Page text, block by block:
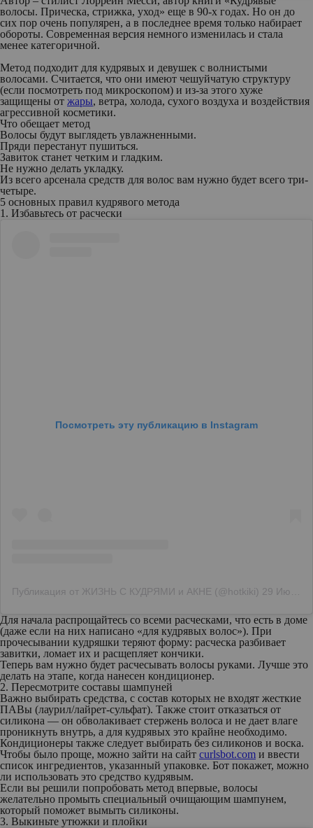
волосы. Прическа, стрижка, уход» еще в 90-х годах. Но он до
сих пор очень популярен, а в последнее время только набирает
обороты. Современная версия немного изменилась и стала
менее категоричной.
Метод подходит для кудрявых и девушек с волнистыми
волосами. Считается, что они имеют чешуйчатую структуру
(если посмотреть под микроскопом) и из-за этого хуже
защищены от жары, ветра, холода, сухого воздуха и воздействия
агрессивной косметики.
Что обещает метод
Волосы будут выглядеть увлажненными.
Пряди перестанут пушиться.
Завиток станет четким и гладким.
Не нужно делать укладку.
Из всего арсенала средств для волос вам нужно будет всего три-
четыре.
5 основных правил кудрявого метода
1. Избавьтесь от расчески
Посмотреть эту публикацию в Instagram
Публикация от ЖИЗНЬ С КУДРЯМИ и АКНЕ (@hotkiki) 29 Июн 2020 в 9:44 PDT
Для начала распрощайтесь со всеми расческами, что есть в доме
(даже если на них написано «для кудрявых волос»). При
прочесывании кудряшки теряют форму: расческа разбивает
завитки, ломает их и расщепляет кончики.
Теперь вам нужно будет расчесывать волосы руками. Лучше это
делать на этапе, когда нанесен кондиционер.
2. Пересмотрите составы шампуней
Важно выбирать средства, с состав которых не входят жесткие
ПАВы (лаурил/лайрет-сульфат). Также стоит отказаться от
силикона — он обволакивает стержень волоса и не дает влаге
проникнуть внутрь, а для кудрявых это крайне необходимо.
Кондиционеры также следует выбирать без силиконов и воска.
Чтобы было проще, можно зайти на сайт curlsbot.com и ввести
список ингредиентов, указанный упаковке. Бот покажет, можно
ли использовать это средство кудрявым.
Если вы решили попробовать метод впервые, волосы
желательно промыть специальный очищающим шампунем,
который поможет вымыть силиконы.
3. Выкиньте утюжки и плойки